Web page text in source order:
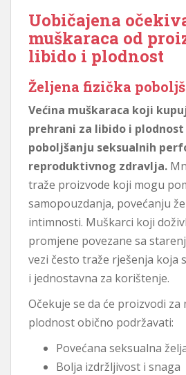
Uobičajena
muškaraca od
libido i plodnost
Željena fizička
Većina muškaraca koji
prehrani za libido i plodnost
poboljšanju seksualnih
reproduktivnog zdravlja.
traže proizvode koji mogu
samopouzdanja, povećanju
intimnosti. Muškarci koji
promjene povezane sa
vezi često traže rješenja koja
i jednostavna za korištenje.
Očekuje se da će proizvodi za
plodnost obično podržavati:
Povećana seksualna
Bolja izdržljivost i snaga